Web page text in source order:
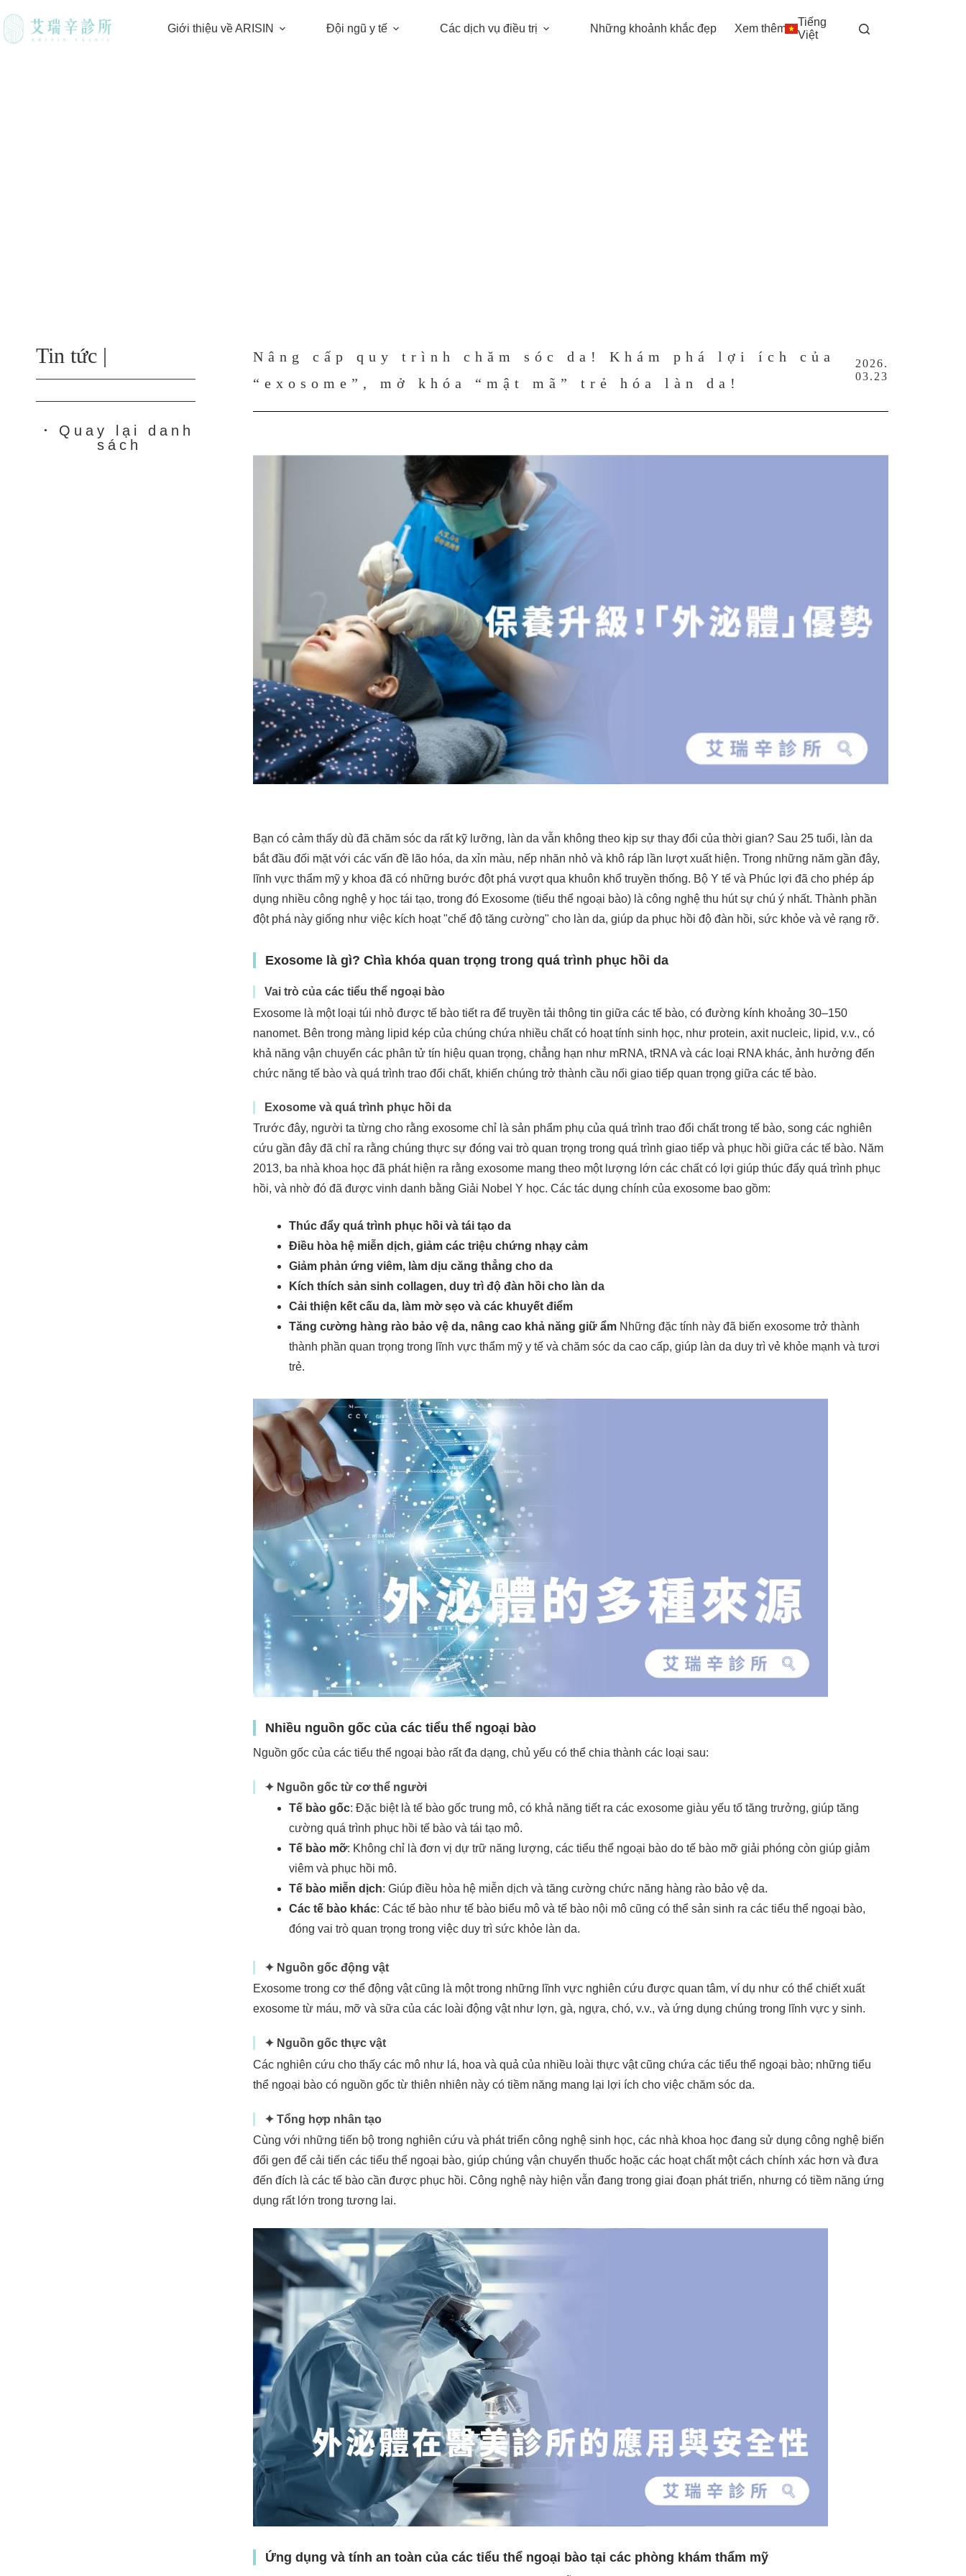
Giới thiệu về ARISIN Đội ngũ y tế Các dịch vụ điều trị Những khoảnh khắc đẹp Xem thêm
Tiếng
Việt
Tin tức |
●
Quay lại danh
sách
Nâng cấp quy trình chăm sóc da! Khám phá lợi ích của
“exosome”, mở khóa “mật mã” trẻ hóa làn da!
2026.
03.23
Bạn có cảm thấy dù đã chăm sóc da rất kỹ lưỡng, làn da vẫn không theo kịp sự thay đổi của thời gian? Sau 25 tuổi, làn da
bắt đầu đối mặt với các vấn đề lão hóa, da xỉn màu, nếp nhăn nhỏ và khô ráp lần lượt xuất hiện. Trong những năm gần đây,
lĩnh vực thẩm mỹ y khoa đã có những bước đột phá vượt qua khuôn khổ truyền thống. Bộ Y tế và Phúc lợi đã cho phép áp
dụng nhiều công nghệ y học tái tạo, trong đó Exosome (tiểu thể ngoại bào) là công nghệ thu hút sự chú ý nhất. Thành phần
đột phá này giống như việc kích hoạt "chế độ tăng cường" cho làn da, giúp da phục hồi độ đàn hồi, sức khỏe và vẻ rạng rỡ.
Exosome là gì? Chìa khóa quan trọng trong quá trình phục hồi da
Vai trò của các tiểu thể ngoại bào
Exosome là một loại túi nhỏ được tế bào tiết ra để truyền tải thông tin giữa các tế bào, có đường kính khoảng 30–150
nanomet. Bên trong màng lipid kép của chúng chứa nhiều chất có hoạt tính sinh học, như protein, axit nucleic, lipid, v.v., có
khả năng vận chuyển các phân tử tín hiệu quan trọng, chẳng hạn như mRNA, tRNA và các loại RNA khác, ảnh hưởng đến
chức năng tế bào và quá trình trao đổi chất, khiến chúng trở thành cầu nối giao tiếp quan trọng giữa các tế bào.
Exosome và quá trình phục hồi da
Trước đây, người ta từng cho rằng exosome chỉ là sản phẩm phụ của quá trình trao đổi chất trong tế bào, song các nghiên
cứu gần đây đã chỉ ra rằng chúng thực sự đóng vai trò quan trọng trong quá trình giao tiếp và phục hồi giữa các tế bào. Năm
2013, ba nhà khoa học đã phát hiện ra rằng exosome mang theo một lượng lớn các chất có lợi giúp thúc đẩy quá trình phục
hồi, và nhờ đó đã được vinh danh bằng Giải Nobel Y học. Các tác dụng chính của exosome bao gồm:
Thúc đẩy quá trình phục hồi và tái tạo da
Điều hòa hệ miễn dịch, giảm các triệu chứng nhạy cảm
Giảm phản ứng viêm, làm dịu căng thẳng cho da
Kích thích sản sinh collagen, duy trì độ đàn hồi cho làn da
Cải thiện kết cấu da, làm mờ sẹo và các khuyết điểm
Tăng cường hàng rào bảo vệ da, nâng cao khả năng giữ ẩm Những đặc tính này đã biến exosome trở thành
thành phần quan trọng trong lĩnh vực thẩm mỹ y tế và chăm sóc da cao cấp, giúp làn da duy trì vẻ khỏe mạnh và tươi
trẻ.
Nhiều nguồn gốc của các tiểu thể ngoại bào
Nguồn gốc của các tiểu thể ngoại bào rất đa dạng, chủ yếu có thể chia thành các loại sau:
✦ Nguồn gốc từ cơ thể người
Tế bào gốc: Đặc biệt là tế bào gốc trung mô, có khả năng tiết ra các exosome giàu yếu tố tăng trưởng, giúp tăng
cường quá trình phục hồi tế bào và tái tạo mô.
Tế bào mỡ: Không chỉ là đơn vị dự trữ năng lượng, các tiểu thể ngoại bào do tế bào mỡ giải phóng còn giúp giảm
viêm và phục hồi mô.
Tế bào miễn dịch: Giúp điều hòa hệ miễn dịch và tăng cường chức năng hàng rào bảo vệ da.
Các tế bào khác: Các tế bào như tế bào biểu mô và tế bào nội mô cũng có thể sản sinh ra các tiểu thể ngoại bào,
đóng vai trò quan trọng trong việc duy trì sức khỏe làn da.
✦ Nguồn gốc động vật
Exosome trong cơ thể động vật cũng là một trong những lĩnh vực nghiên cứu được quan tâm, ví dụ như có thể chiết xuất
exosome từ máu, mỡ và sữa của các loài động vật như lợn, gà, ngựa, chó, v.v., và ứng dụng chúng trong lĩnh vực y sinh.
✦ Nguồn gốc thực vật
Các nghiên cứu cho thấy các mô như lá, hoa và quả của nhiều loài thực vật cũng chứa các tiểu thể ngoại bào; những tiểu
thể ngoại bào có nguồn gốc từ thiên nhiên này có tiềm năng mang lại lợi ích cho việc chăm sóc da.
✦ Tổng hợp nhân tạo
Cùng với những tiến bộ trong nghiên cứu và phát triển công nghệ sinh học, các nhà khoa học đang sử dụng công nghệ biến
đổi gen để cải tiến các tiểu thể ngoại bào, giúp chúng vận chuyển thuốc hoặc các hoạt chất một cách chính xác hơn và đưa
đến đích là các tế bào cần được phục hồi. Công nghệ này hiện vẫn đang trong giai đoạn phát triển, nhưng có tiềm năng ứng
dụng rất lớn trong tương lai.
Ứng dụng và tính an toàn của các tiểu thể ngoại bào tại các phòng khám thẩm mỹ